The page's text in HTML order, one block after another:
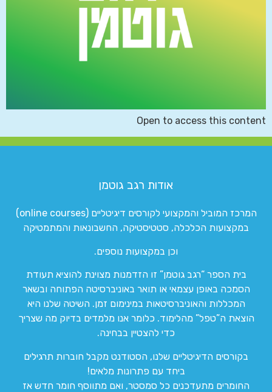
Open to access this content
אודות רגב גוטמן
המרכז המוביל והמקצועי לקורסים דיגיטליים (online courses)
במקצועות הכלכלה, סטטיסטיקה, החשבונאות והמתמטיקה
וכן במקצועות נוספים.
בית הספר “רגב גוטמן” זו הזדמנות מצוינת להוציא תעודת
הסמכה באופן עצמאי או תואר באוניברסיטה הפתוחה ובשאר
המכללות והאוניברסיטאות במינימום זמן. השיטה שלנו היא
הוצאת ה”טפל” מהלימוד. כלומר אנו מלמדים בדיוק מה שצריך
כדי להצטיין בבחינה.
בקורסים הדיגיטליים שלנו, הסטודנט מקבל חוברות תרגילים
ביחד עם פתרונות מלאים!
החומרים מתעדכנים כל סמסטר, ואם מתווסף חומר חדש אז